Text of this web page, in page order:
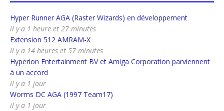
Hyper Runner AGA (Raster Wizards) en développement
il y a 1 heure et 27 minutes
Extension 512 AMRAM-X
il y a 14 heures et 57 minutes
Hyperion Entertainment BV et Amiga Corporation parviennent
à un accord
il y a 1 jour
Worms DC AGA (1997 Team17)
il y a 1 jour